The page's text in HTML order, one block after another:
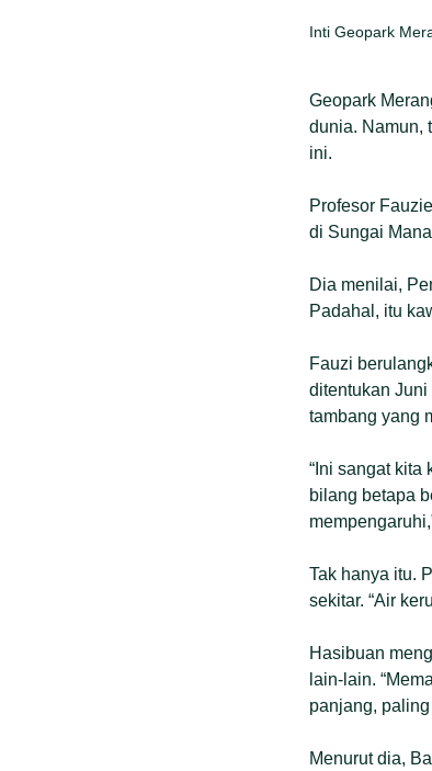
Inti Geopark
Geopark
dunia. Namun,
ini.
Profesor
di Sungai
Dia menilai,
Padahal, itu
Fauzi
ditentukan
tambang yang
“Ini sangat kita
bilang betapa
Tak hanya itu.
sekitar. “Air
Hasibuan
lain-lain.
panjang,
Menurut dia,